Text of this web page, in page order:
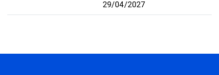
29/04/2027